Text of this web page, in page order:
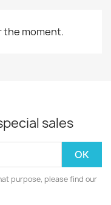
the moment.
sales
purpose, please find our